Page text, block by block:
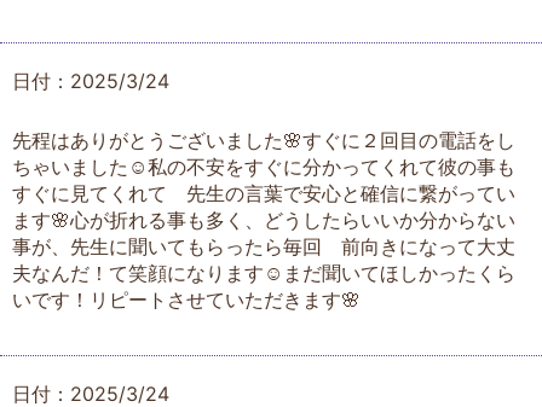
日付：2025/3/24
先程はありがとうございました🌸すぐに２回目の電話をし
ちゃいました☺️私の不安をすぐに分かってくれて彼の事も
すぐに見てくれて 先生の言葉で安心と確信に繋がってい
ます🌸心が折れる事も多く、どうしたらいいか分からない
事が、先生に聞いてもらったら毎回 前向きになって大丈
夫なんだ！て笑顔になります☺️まだ聞いてほしかったくら
いです！リピートさせていただきます🌸
日付：2025/3/24